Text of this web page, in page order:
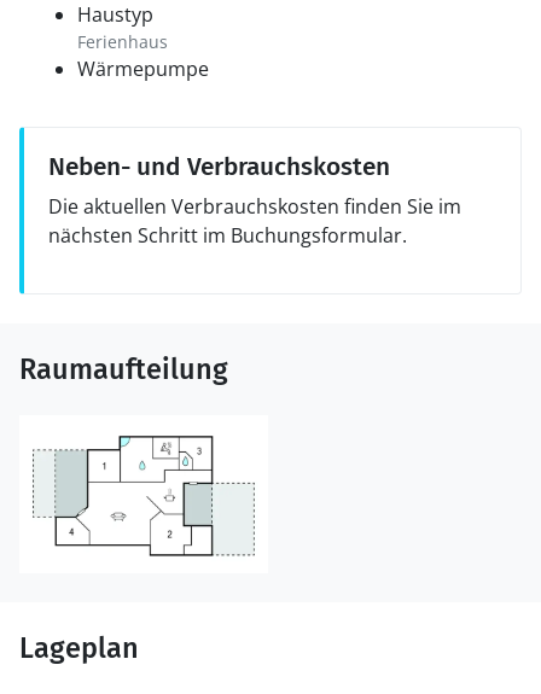
Haustyp
Ferienhaus
Wärmepumpe
Neben- und Verbrauchskosten
Die aktuellen Verbrauchskosten finden Sie im
nächsten Schritt im Buchungsformular.
Raumaufteilung
Lageplan